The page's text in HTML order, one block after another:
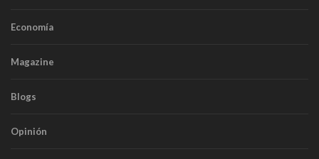
Economía
Magazine
Blogs
Opinión